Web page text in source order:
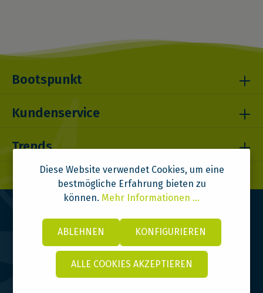
Bootspunkt
Kundenservice
Trends
Diese Website verwendet Cookies, um eine
bestmögliche Erfahrung bieten zu
können. Mehr Informationen ...
ABLEHNEN KONFIGURIEREN
ALLE COOKIES AKZEPTIEREN